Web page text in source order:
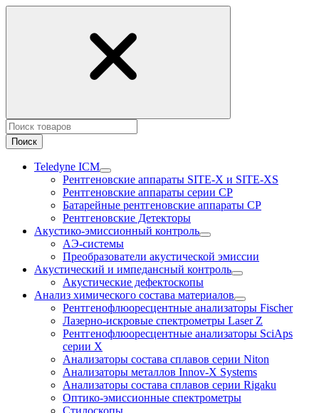
Поиск
Teledyne ICM
Рентгеновские аппараты SITE-X и SITE-XS
Рентгеновские аппараты серии CP
Батарейные рентгеновские аппараты CP
Рентгеновские Детекторы
Акустико-эмисcионный контроль
АЭ-системы
Преобразователи акустической эмиссии
Акустический и импедансный контроль
Акустические дефектоскопы
Анализ химического состава материалов
Рентгенофлюоресцентные анализаторы Fischer
Лазерно-искровые спектрометры Laser Z
Рентгенофлюоресцентные анализаторы SciAps
серии Х
Анализаторы состава сплавов серии Niton
Анализаторы металлов Innov-X Systems
Анализаторы состава сплавов серии Rigaku
Оптико-эмиссионные спектрометры
Стилоскопы